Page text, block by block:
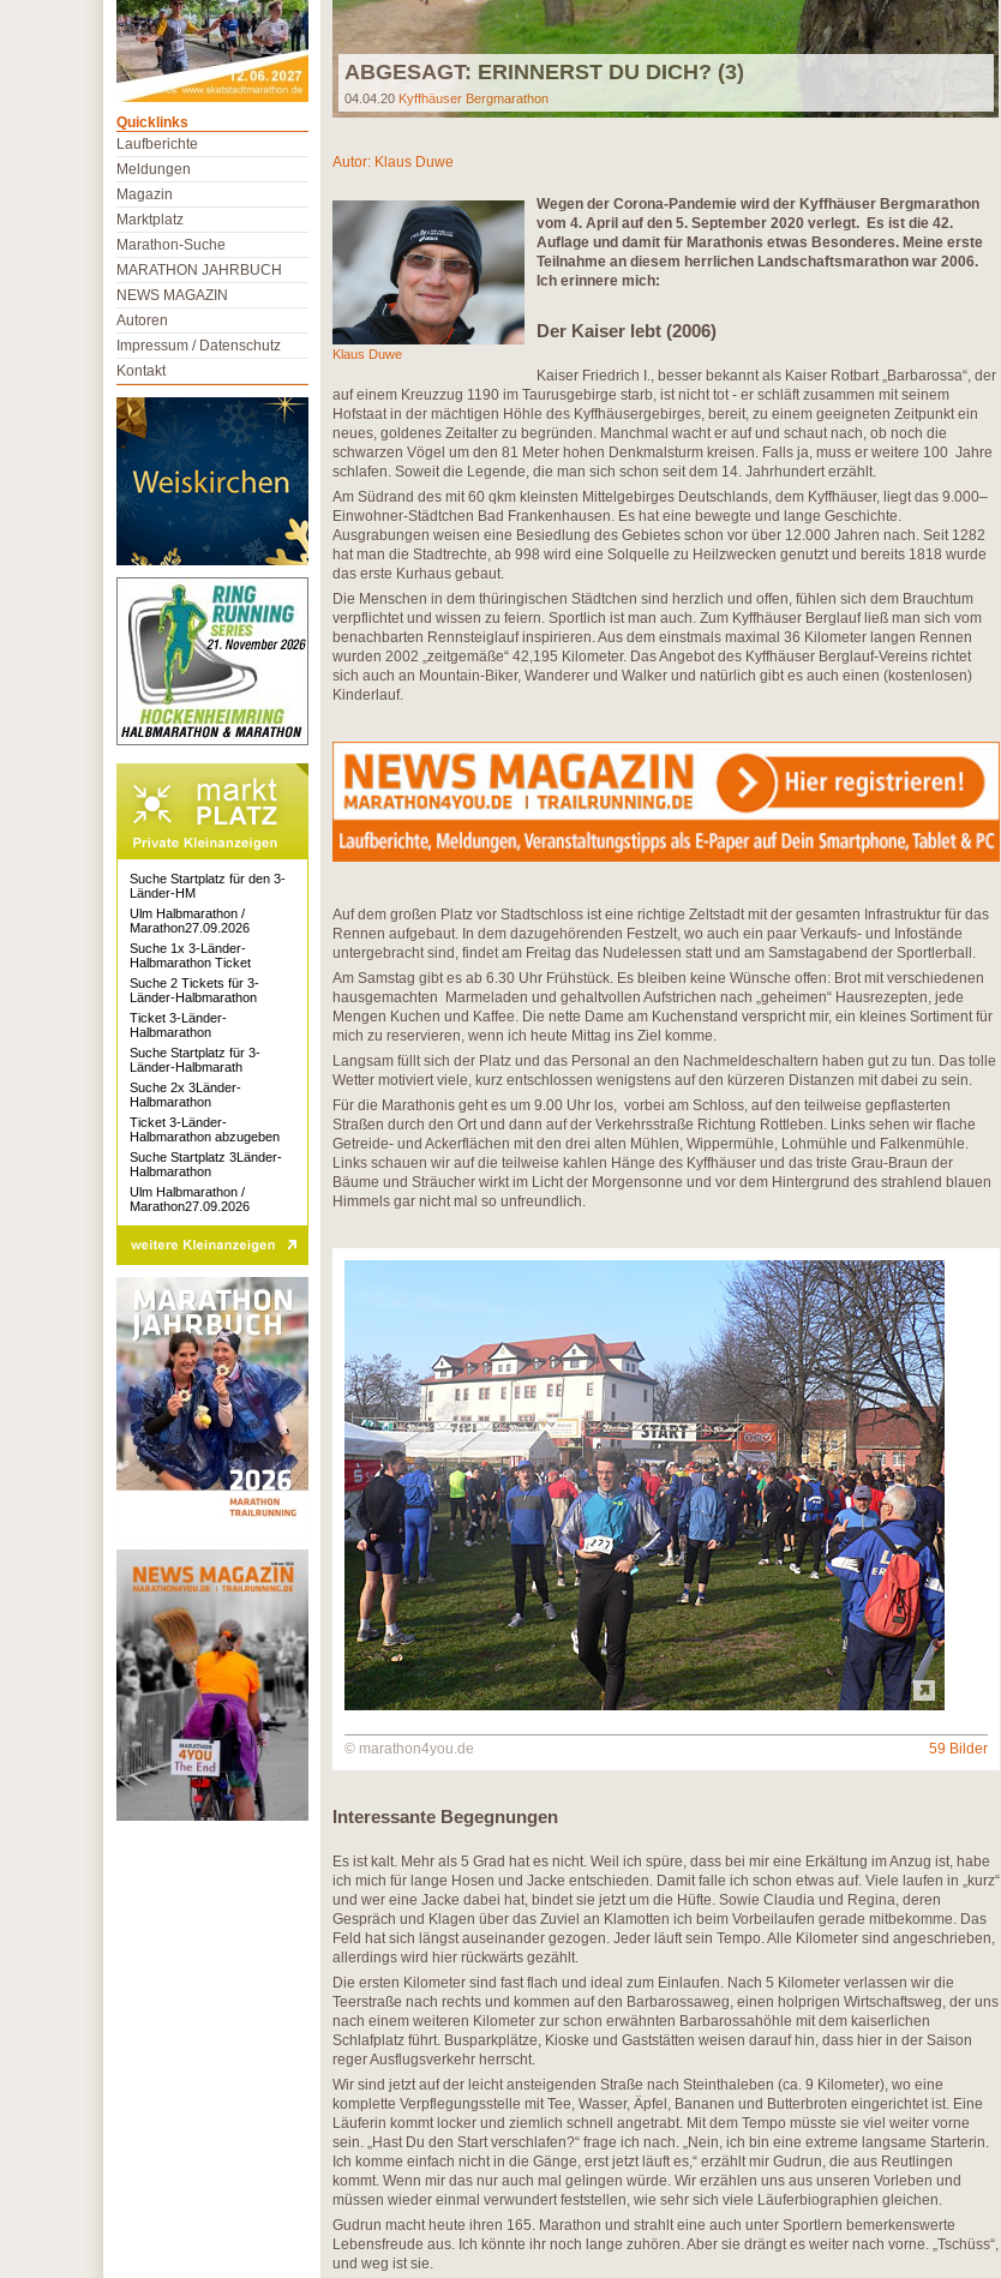
ABGESAGT: ERINNERST DU DICH? (3)
04.04.20 Kyffhäuser Bergmarathon
Autor: Klaus Duwe
Klaus Duwe
Wegen der Corona-Pandemie wird der Kyffhäuser Bergmarathon
vom 4. April auf den 5. September 2020 verlegt. Es ist die 42.
Auflage und damit für Marathonis etwas Besonderes. Meine erste
Teilnahme an diesem herrlichen Landschaftsmarathon war 2006.
Ich erinnere mich:
Der Kaiser lebt (2006)
Kaiser Friedrich I., besser bekannt als Kaiser Rotbart „Barbarossa“, der
auf einem Kreuzzug 1190 im Taurusgebirge starb, ist nicht tot - er schläft zusammen mit seinem
Hofstaat in der mächtigen Höhle des Kyffhäusergebirges, bereit, zu einem geeigneten Zeitpunkt ein
neues, goldenes Zeitalter zu begründen. Manchmal wacht er auf und schaut nach, ob noch die
schwarzen Vögel um den 81 Meter hohen Denkmalsturm kreisen. Falls ja, muss er weitere 100 Jahre
schlafen. Soweit die Legende, die man sich schon seit dem 14. Jahrhundert erzählt.
Am Südrand des mit 60 qkm kleinsten Mittelgebirges Deutschlands, dem Kyffhäuser, liegt das 9.000–
Einwohner-Städtchen Bad Frankenhausen. Es hat eine bewegte und lange Geschichte.
Ausgrabungen weisen eine Besiedlung des Gebietes schon vor über 12.000 Jahren nach. Seit 1282
hat man die Stadtrechte, ab 998 wird eine Solquelle zu Heilzwecken genutzt und bereits 1818 wurde
das erste Kurhaus gebaut.
Die Menschen in dem thüringischen Städtchen sind herzlich und offen, fühlen sich dem Brauchtum
verpflichtet und wissen zu feiern. Sportlich ist man auch. Zum Kyffhäuser Berglauf ließ man sich vom
benachbarten Rennsteiglauf inspirieren. Aus dem einstmals maximal 36 Kilometer langen Rennen
wurden 2002 „zeitgemäße“ 42,195 Kilometer. Das Angebot des Kyffhäuser Berglauf-Vereins richtet
sich auch an Mountain-Biker, Wanderer und Walker und natürlich gibt es auch einen (kostenlosen)
Kinderlauf.
Auf dem großen Platz vor Stadtschloss ist eine richtige Zeltstadt mit der gesamten Infrastruktur für das
Rennen aufgebaut. In dem dazugehörenden Festzelt, wo auch ein paar Verkaufs- und Infostände
untergebracht sind, findet am Freitag das Nudelessen statt und am Samstagabend der Sportlerball.
Am Samstag gibt es ab 6.30 Uhr Frühstück. Es bleiben keine Wünsche offen: Brot mit verschiedenen
hausgemachten Marmeladen und gehaltvollen Aufstrichen nach „geheimen“ Hausrezepten, jede
Mengen Kuchen und Kaffee. Die nette Dame am Kuchenstand verspricht mir, ein kleines Sortiment für
mich zu reservieren, wenn ich heute Mittag ins Ziel komme.
Langsam füllt sich der Platz und das Personal an den Nachmeldeschaltern haben gut zu tun. Das tolle
Wetter motiviert viele, kurz entschlossen wenigstens auf den kürzeren Distanzen mit dabei zu sein.
Für die Marathonis geht es um 9.00 Uhr los, vorbei am Schloss, auf den teilweise gepflasterten
Straßen durch den Ort und dann auf der Verkehrsstraße Richtung Rottleben. Links sehen wir flache
Getreide- und Ackerflächen mit den drei alten Mühlen, Wippermühle, Lohmühle und Falkenmühle.
Links schauen wir auf die teilweise kahlen Hänge des Kyffhäuser und das triste Grau-Braun der
Bäume und Sträucher wirkt im Licht der Morgensonne und vor dem Hintergrund des strahlend blauen
Himmels gar nicht mal so unfreundlich.
© marathon4you.de 59 Bilder
Interessante Begegnungen
Es ist kalt. Mehr als 5 Grad hat es nicht. Weil ich spüre, dass bei mir eine Erkältung im Anzug ist, habe
ich mich für lange Hosen und Jacke entschieden. Damit falle ich schon etwas auf. Viele laufen in „kurz“
und wer eine Jacke dabei hat, bindet sie jetzt um die Hüfte. Sowie Claudia und Regina, deren
Gespräch und Klagen über das Zuviel an Klamotten ich beim Vorbeilaufen gerade mitbekomme. Das
Feld hat sich längst auseinander gezogen. Jeder läuft sein Tempo. Alle Kilometer sind angeschrieben,
allerdings wird hier rückwärts gezählt.
Die ersten Kilometer sind fast flach und ideal zum Einlaufen. Nach 5 Kilometer verlassen wir die
Teerstraße nach rechts und kommen auf den Barbarossaweg, einen holprigen Wirtschaftsweg, der uns
nach einem weiteren Kilometer zur schon erwähnten Barbarossahöhle mit dem kaiserlichen
Schlafplatz führt. Busparkplätze, Kioske und Gaststätten weisen darauf hin, dass hier in der Saison
reger Ausflugsverkehr herrscht.
Wir sind jetzt auf der leicht ansteigenden Straße nach Steinthaleben (ca. 9 Kilometer), wo eine
komplette Verpflegungsstelle mit Tee, Wasser, Äpfel, Bananen und Butterbroten eingerichtet ist. Eine
Läuferin kommt locker und ziemlich schnell angetrabt. Mit dem Tempo müsste sie viel weiter vorne
sein. „Hast Du den Start verschlafen?“ frage ich nach. „Nein, ich bin eine extreme langsame Starterin.
Ich komme einfach nicht in die Gänge, erst jetzt läuft es,“ erzählt mir Gudrun, die aus Reutlingen
kommt. Wenn mir das nur auch mal gelingen würde. Wir erzählen uns aus unseren Vorleben und
müssen wieder einmal verwundert feststellen, wie sehr sich viele Läuferbiographien gleichen.
Gudrun macht heute ihren 165. Marathon und strahlt eine auch unter Sportlern bemerkenswerte
Lebensfreude aus. Ich könnte ihr noch lange zuhören. Aber sie drängt es weiter nach vorne. „Tschüss“,
und weg ist sie.
Quicklinks
Laufberichte
Meldungen
Magazin
Marktplatz
Marathon-Suche
MARATHON JAHRBUCH
NEWS MAGAZIN
Autoren
Impressum / Datenschutz
Kontakt
Suche Startplatz für den 3-
Länder-HM
Ulm Halbmarathon /
Marathon27.09.2026
Suche 1x 3-Länder-
Halbmarathon Ticket
Suche 2 Tickets für 3-
Länder-Halbmarathon
Ticket 3-Länder-
Halbmarathon
Suche Startplatz für 3-
Länder-Halbmarath
Suche 2x 3Länder-
Halbmarathon
Ticket 3-Länder-
Halbmarathon abzugeben
Suche Startplatz 3Länder-
Halbmarathon
Ulm Halbmarathon /
Marathon27.09.2026